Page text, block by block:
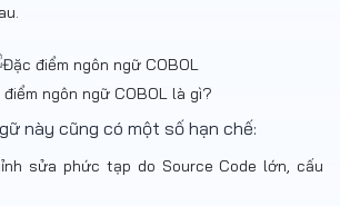
ngôn ngữ COBOL là gì?
này cũng có một số hạn chế:
sửa phức tạp do Source Code lớn, cấu